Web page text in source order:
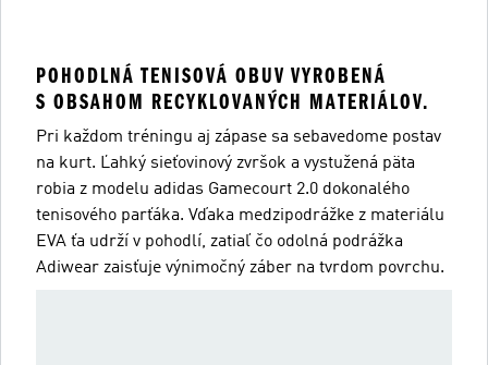
POHODLNÁ TENISOVÁ OBUV VYROBENÁ
S OBSAHOM RECYKLOVANÝCH MATERIÁLOV.
Pri každom tréningu aj zápase sa sebavedome postav
na kurt. Ľahký sieťovinový zvršok a vystužená päta
robia z modelu adidas Gamecourt 2.0 dokonalého
tenisového parťáka. Vďaka medzipodrážke z materiálu
EVA ťa udrží v pohodlí, zatiaľ čo odolná podrážka
Adiwear zaisťuje výnimočný záber na tvrdom povrchu.